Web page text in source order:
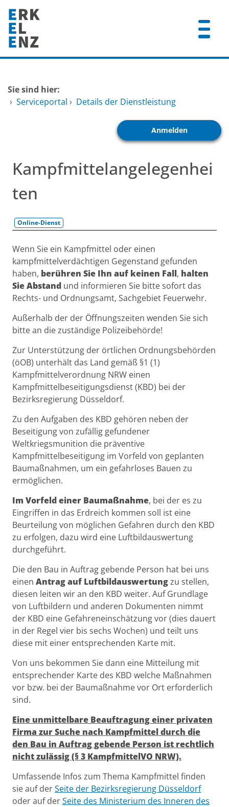
Zum Hauptinhalt springen
Dienstleistungen A-Z
Sie sind hier:
› Serviceportal › Details der Dienstleistung
Anmelden
Kampfmittelangelegenhei
ten
Online-Dienst
Beschreibung
Wenn Sie ein Kampfmittel oder einen
kampfmittelverdächtigen Gegenstand gefunden
haben, berühren Sie Ihn auf keinen Fall, halten
Sie Abstand und informieren Sie bitte sofort das
Rechts- und Ordnungsamt, Sachgebiet Feuerwehr.
Außerhalb der der Öffnungszeiten wenden Sie sich
bitte an die zuständige Polizeibehörde!
Zur Unterstützung der örtlichen Ordnungsbehörden
(öOB) unterhält das Land gemäß §1 (1)
Kampfmittelverordnung NRW einen
Kampfmittelbeseitigungsdienst (KBD) bei der
Bezirksregierung Düsseldorf.
Zu den Aufgaben des KBD gehören neben der
Beseitigung von zufällig gefundener
Weltkriegsmunition die präventive
Kampfmittelbeseitigung im Vorfeld von geplanten
Baumaßnahmen, um ein gefahrloses Bauen zu
ermöglichen.
Im Vorfeld einer Baumaßnahme, bei der es zu
Eingriffen in das Erdreich kommen soll ist eine
Beurteilung von möglichen Gefahren durch den KBD
zu erfolgen, dazu wird eine Luftbildauswertung
durchgeführt.
Die den Bau in Auftrag gebende Person hat bei uns
einen Antrag auf Luftbildauswertungzu stellen,
diesen leiten wir an den KBD weiter. Auf Grundlage
von Luftbildern und anderen Dokumenten nimmt
der KBD eine Gefahreneinschätzung vor (dies dauert
in der Regel vier bis sechs Wochen) und teilt uns
diese mit einer entsprechenden Karte mit.
Von uns bekommen Sie dann eine Mitteilung mit
entsprechender Karte des KBD welche Maßnahmen
vor bzw. bei der Baumaßnahme vor Ort erforderlich
sind.
Eine unmittelbare Beauftragung einer privaten
Firma zur Suche nach Kampfmittel durch die
den Bau in Auftrag gebende Person ist rechtlich
nicht zulässig (§ 3 KampfmittelVO NRW).
Umfassende Infos zum Thema Kampfmittel finden
sie auf derSeite der Bezirksregierung Düsseldorf
oder auf derSeite des Ministerium des Inneren des